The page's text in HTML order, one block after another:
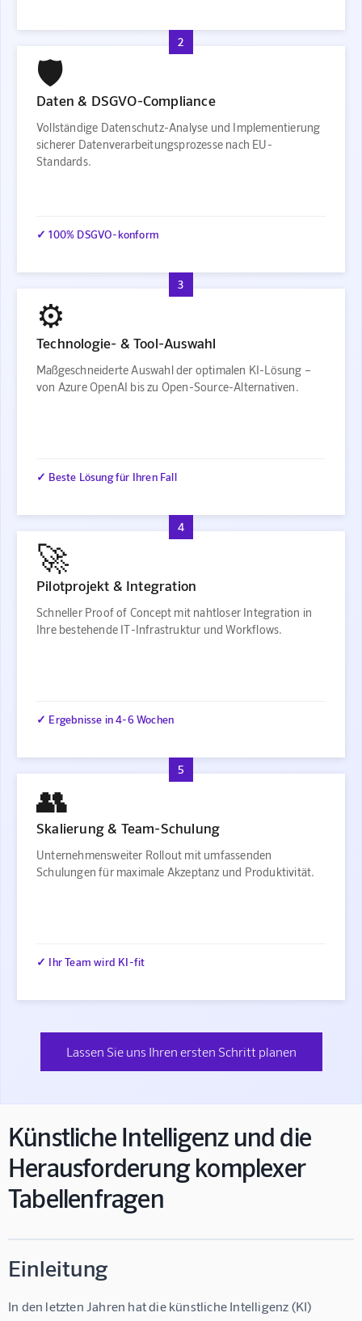
2
🛡️
Daten & DSGVO-Compliance
Vollständige Datenschutz-Analyse und Implementierung
sicherer Datenverarbeitungsprozesse nach EU-
Standards.
✓ 100% DSGVO-konform
3
⚙️
Technologie- & Tool-Auswahl
Maßgeschneiderte Auswahl der optimalen KI-Lösung –
von Azure OpenAI bis zu Open-Source-Alternativen.
✓ Beste Lösung für Ihren Fall
4
🚀
Pilotprojekt & Integration
Schneller Proof of Concept mit nahtloser Integration in
Ihre bestehende IT-Infrastruktur und Workflows.
✓ Ergebnisse in 4-6 Wochen
5
👥
Skalierung & Team-Schulung
Unternehmensweiter Rollout mit umfassenden
Schulungen für maximale Akzeptanz und Produktivität.
✓ Ihr Team wird KI-fit
Lassen Sie uns Ihren ersten Schritt planen
Künstliche Intelligenz und die
Herausforderung komplexer
Tabellenfragen
Einleitung
In den letzten Jahren hat die künstliche Intelligenz (KI)